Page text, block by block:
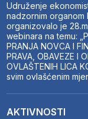
Udruženje
nadzornim organom
organizovalo je
webinara na temu:
PRANJA NOVCA I
PRAVA, OBAVEZE I
OVLAŠTENIH LICA
svim ovlašćenim
AKTIVNOSTI